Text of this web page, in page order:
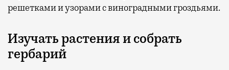
решетками и узорами с виноградными гроздьями.
Изучать растения и собрать
гербарий